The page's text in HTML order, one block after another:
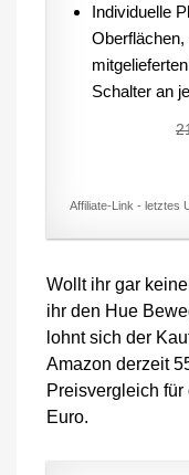
Individuelle
Schalter an
Affiliate-Link - letztes
Wollt ihr gar
ihr den Hue
lohnt sich der
Amazon derzeit
Preisvergleich
Euro.